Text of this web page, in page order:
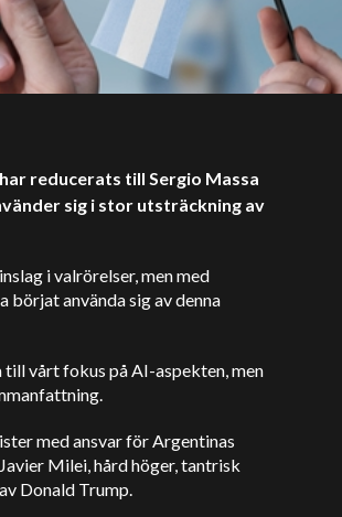
reducerats till Sergio Massa
sig i stor utsträckning av
i valrörelser, men med
börjat använda sig av denna
vårt fokus på AI-aspekten, men
med ansvar för Argentinas
Milei, hård höger, tantrisk
Donald Trump.